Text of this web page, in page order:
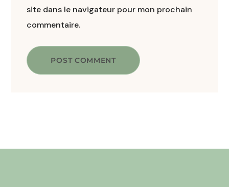
site dans le navigateur pour mon prochain
commentaire.
POST COMMENT